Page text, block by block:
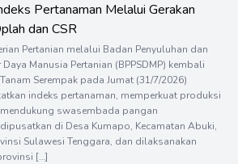
Pertanaman Melalui Gerakan
dan CSR
Pertanian melalui Badan Penyuluhan dan
Manusia Pertanian (BPPSDMP) kembali
Serempak pada Jumat (31/7/2026)
indeks pertanaman, memperkuat produksi
swasembada pangan
di Desa Kumapo, Kecamatan Abuki,
Sulawesi Tenggara, dan dilaksanakan
[…]